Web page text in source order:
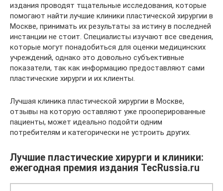
издания проводят тщательные исследования, которые
помогают найти лучшие клиники пластической хирургии в
Москве, принимать их результаты за истину в последней
инстанции не стоит. Специалисты изучают все сведения,
которые могут понадобиться для оценки медицинских
учреждений, однако это довольно субъективные
показатели, так как информацию предоставляют сами
пластические хирурги и их клиенты.
Лучшая клиника пластической хирургии в Москве,
отзывы на которую оставляют уже прооперированные
пациенты, может идеально подойти одним
потребителям и категорически не устроить других.
Лучшие пластические хирурги и клиники:
ежегодная премия издания TecRussia.ru